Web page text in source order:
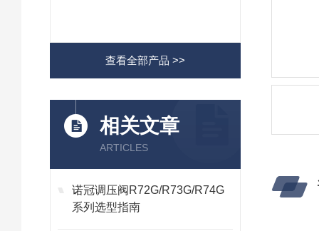
查看全部产品 >>
相关文章
ARTICLES
诺冠调压阀R72G/R73G/R74G
系列选型指南